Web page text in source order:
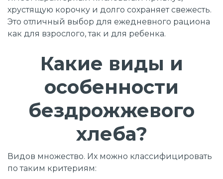
хрустящую корочку и долго сохраняет свежесть.
Это отличный выбор для ежедневного рациона
как для взрослого, так и для ребенка.
Какие виды и
особенности
бездрожжевого
хлеба?
Видов множество. Их можно классифицировать
по таким критериям: